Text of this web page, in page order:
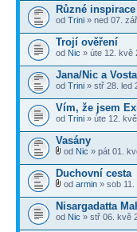
Různé inspirace
od Trini » ned 07.
Trojí ověření
od Nic » úte 12. kvě
Jana/Nic a
od Trini » stř 28. led
Vím, že jsem
od Trini » úte 12.
Vasány
od Nic » pát 01.
Duchovní cesta
od armin » sob
Nisargadatta
od Nic » stř 06. kvě